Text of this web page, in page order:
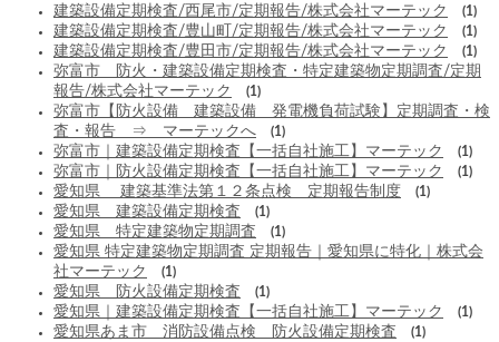
建築設備定期検査/西尾市/定期報告/株式会社マーテック (1)
建築設備定期検査/豊山町/定期報告/株式会社マーテック (1)
建築設備定期検査/豊田市/定期報告/株式会社マーテック (1)
弥富市 防火・建築設備定期検査・特定建築物定期調査/定期
報告/株式会社マーテック
(1)
弥富市【防火設備 建築設備 発電機負荷試験】定期調査・検
査・報告 ⇒ マーテックへ
(1)
弥富市｜建築設備定期検査【一括自社施工】マーテック (1)
弥富市｜防火設備定期検査【一括自社施工】マーテック (1)
愛知県 建築基準法第１２条点検 定期報告制度 (1)
愛知県 建築設備定期検査 (1)
愛知県 特定建築物定期調査 (1)
愛知県 特定建築物定期調査 定期報告｜愛知県に特化｜株式会
社マーテック
(1)
愛知県 防火設備定期検査 (1)
愛知県｜建築設備定期検査【一括自社施工】マーテック (1)
愛知県あま市 消防設備点検 防火設備定期検査 (1)